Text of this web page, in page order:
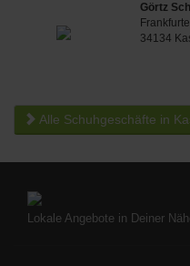
Görtz
34134
Alle Schuhgeschäfte in
Lokale Angebote in Deiner